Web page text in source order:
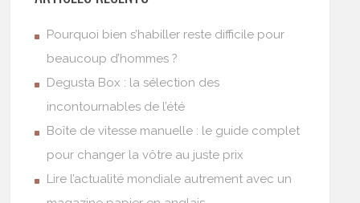
Pourquoi bien s’habiller reste difficile pour
beaucoup d’hommes ?
Degusta Box : la sélection des
incontournables de l’été
Boîte de vitesse manuelle : le guide complet
pour changer la vôtre au juste prix
Lire l’actualité mondiale autrement avec un